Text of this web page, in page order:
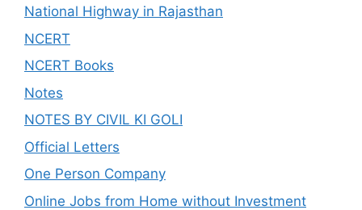
National Highway in Rajasthan
NCERT
NCERT Books
Notes
NOTES BY CIVIL KI GOLI
Official Letters
One Person Company
Online Jobs from Home without Investment